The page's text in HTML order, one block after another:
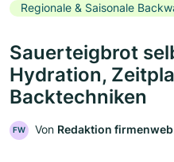
Regionale & Saisonale
Sauerteigbrot
Hydration,
Backtechniken
FW Von Redaktion